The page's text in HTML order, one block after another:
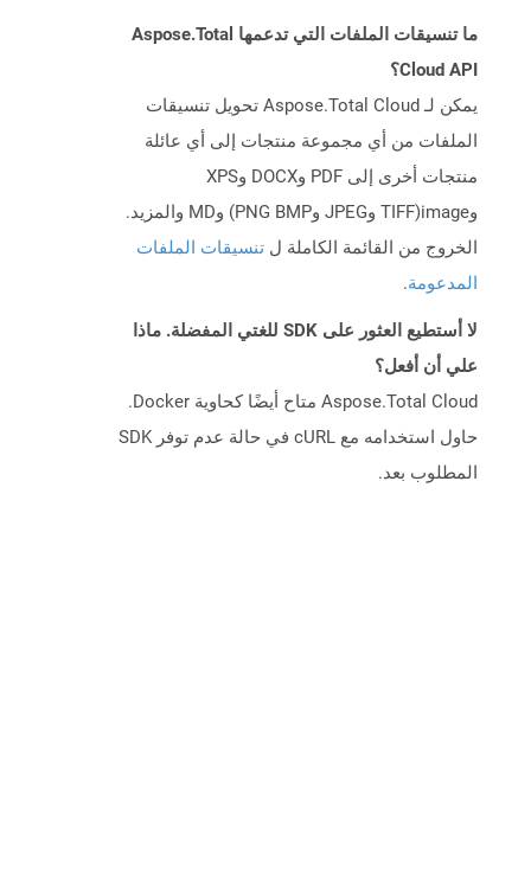
ما تنسيقات الملفات التي تدعمها Aspose.Total
Cloud API؟
يمكن لـ Aspose.Total Cloud تحويل تنسيقات
الملفات من أي مجموعة منتجات إلى أي عائلة
منتجات أخرى إلى PDF وDOCX وXPS
وimage(TIFF وJPEG وPNG BMP) وMD والمزيد.
الخروج من القائمة الكاملة ل تنسيقات الملفات
المدعومة.
لا أستطيع العثور على SDK للغتي المفضلة. ماذا
علي أن أفعل؟
Aspose.Total Cloud متاح أيضًا كحاوية Docker.
حاول استخدامه مع cURL في حالة عدم توفر SDK
المطلوب بعد.